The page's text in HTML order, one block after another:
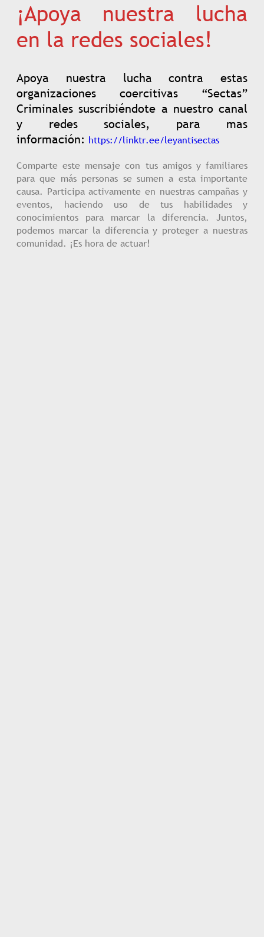
¡Apoya nuestra lucha
en la redes sociales!
Apoya nuestra lucha contra estas
organizaciones coercitivas “Sectas”
Criminales suscribiéndote a nuestro canal
y redes sociales, para mas
información: https://linktr.ee/leyantisectas
Comparte este mensaje con tus amigos y familiares
para que más personas se sumen a esta importante
causa. Participa activamente en nuestras campañas y
eventos, haciendo uso de tus habilidades y
conocimientos para marcar la diferencia. Juntos,
podemos marcar la diferencia y proteger a nuestras
comunidad. ¡Es hora de actuar!